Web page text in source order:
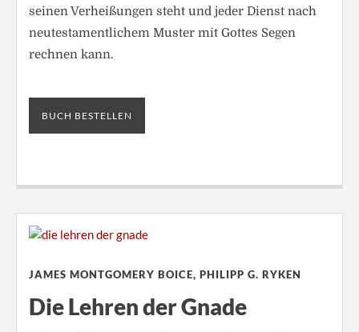
seinen Verheißungen steht und jeder Dienst nach
neutestamentlichem Muster mit Gottes Segen
rechnen kann.
BUCH BESTELLEN
JAMES MONTGOMERY BOICE, PHILIPP G. RYKEN
Die Lehren der Gnade